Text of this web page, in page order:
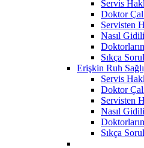
Servis
Doktor
Servisten
Nasıl
Sıkça
Erişkin Ruh
Servis
Doktor
Servisten
Nasıl
Sıkça